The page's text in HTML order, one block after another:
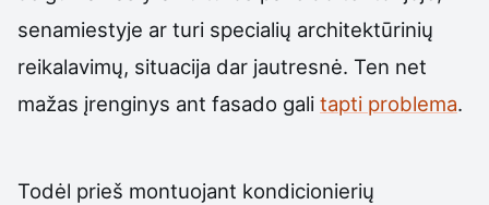
senamiestyje ar turi specialių architektūrinių
reikalavimų, situacija dar jautresnė. Ten net
mažas įrenginys ant fasado gali tapti problema.
Todėl prieš montuojant kondicionierių